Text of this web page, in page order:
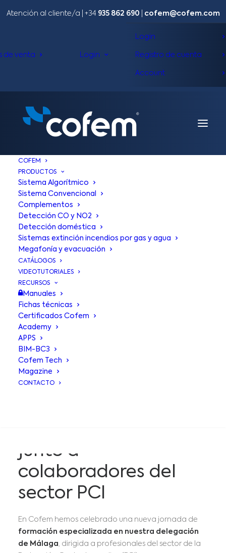
Atención al cliente/a​ | +34 935 862 690 cofem@cofem.com
de venta Login
Login
Registro de cuenta
Account
COFEM
PRODUCTOS
Sistema Algorítmico
Sistema Convencional
Complementos
Detección CO y NO2
Detección doméstica
Sistemas extinción incendios por gas y agua
Megafonía y evacuación
CATÁLOGOS
VIDEOTUTORIALES
RECURSOS
Manuales
Fichas técnicas
Certificados Cofem
Academy
APPS
BIM-BC3
Cofem Tech
Magazine
CONTACTO
junto a
colaboradores del
sector PCI
En Cofem hemos celebrado una nueva jornada de
formación especializada en nuestra delegación
de Málaga, dirigida a profesionales del sector de la